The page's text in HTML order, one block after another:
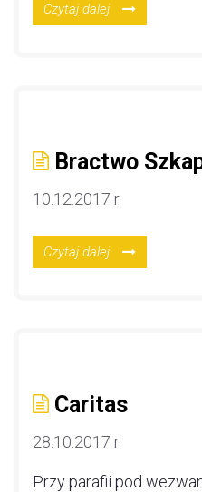
Czytaj dalej
Bractwo
10.12.2017 r.
Czytaj dalej
Caritas
28.10.2017 r.
Przy parafii pod